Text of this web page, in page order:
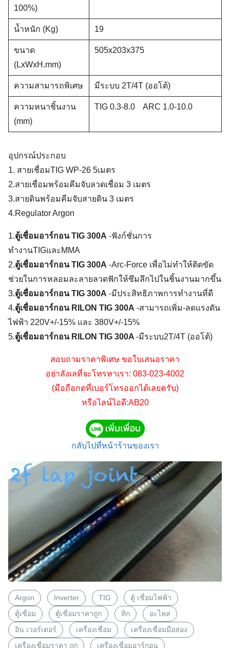
Search
for:
100%)
น้ำหนัก (Kg) 19
ขนาด
(LxWxH.mm)
505x203x375
ความสามารถพิเศษ มีระบบ 2T/4T (ออโต้)
ความหนาชิ้นงาน
(mm)
TIG 0.3-8.0 ARC 1.0-10.0
อุปกรณ์ประกอบ
1. สายเชื่อมTIG WP-26 5เมตร
2.สายเชื่อมพร้อมคีมจับลวดเชื่อม 3 เมตร
3.สายดินพร้อมคีมจับสายดิน 3 เมตร
4.Regulator Argon
1.ตู้เชื่อมอาร์กอน TIG 300A -ฟังก์ชั่นการ
ทำงานTIGและMMA
2.ตู้เชื่อมอาร์กอน TIG 300A -Arc-Force เพื่อไม่ทำให้ติดขัด
ช่วยในการหลอมละลายลวดฟักให้ซึมลึกไปในชิ้นงานมากขึ้น
3.ตู้เชื่อมอาร์กอน TIG 300A -มีประสิทธิภาพการทำงานที่ดี
4.ตู้เชื่อมอาร์กอน RILON TIG 300A -สามารถเพิ่ม-ลดแรงดัน
ไฟฟ้า 220V+/-15% และ 380V+/-15%
5.ตู้เชื่อมอาร์กอน RILON TIG 300A -มีระบบ2T/4T (ออโต้)
สอบถามราคาพิเศษ ขอใบเสนอราคา
อย่าลังเลที่จะโทรหาเรา: 083-023-4002
(มือถือกดที่เบอร์โทรออกได้เลยครับ)
หรือไลน์ไอดี:AB20
กลับไปที่หน้าร้านของเรา
Argon Inverter TIG
ตู้ เชื่อมไฟฟ้า
ตู้เชื่อม
ตู้เชื่อมราคาถูก ทิก
อะไหล่
อิน เวอร์เตอร์
เครื่องเชื่อม
เครื่องเชื่อมมือสอง
เครื่องเชื่อมราคา ถูก
เครื่องเชื่อมอาร์กอน